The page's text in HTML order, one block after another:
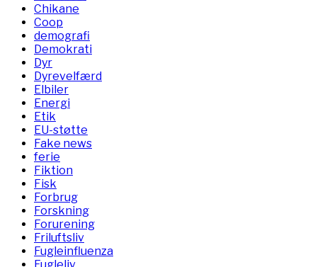
Chikane
Coop
demografi
Demokrati
Dyr
Dyrevelfærd
Elbiler
Energi
Etik
EU-støtte
Fake news
ferie
Fiktion
Fisk
Forbrug
Forskning
Forurening
Friluftsliv
Fugleinfluenza